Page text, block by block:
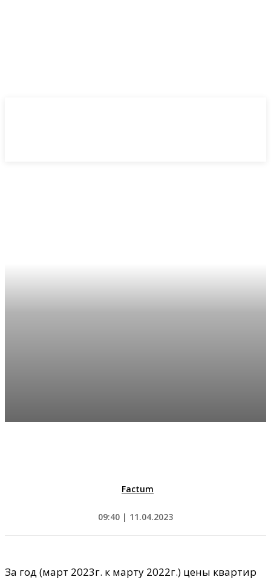
Factum
09:40 | 11.04.2023
За год (март 2023г. к марту 2022г.) цены квартир